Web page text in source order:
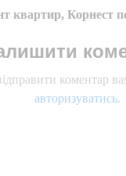
Post
Next
Post
квартир, Корнест
коментар
авторизуватись.